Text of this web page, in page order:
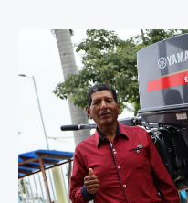
pescadores
recibieron
motores
fuera
de
borda